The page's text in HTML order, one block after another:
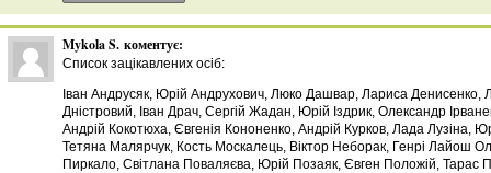
Mykola S. коментує:
Список зацікавлених осіб:
Іван Андрусяк, Юрій Андрухович, Люко Дашвар, Лариса Денисенко,
Дністровий, Іван Драч, Сергій Жадан, Юрій Іздрик, Олександр
Андрій Кокотюха, Євгенія Кононенко, Андрій Курков, Лада Лузіна,
Тетяна Малярчук, Кость Москалець, Віктор Неборак, Генрі Лайош
Пиркало, Світлана Поваляєва, Юрій Позаяк, Євген Положій, Тарас